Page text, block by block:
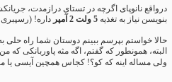
بنویسن نیاز به تغذیه 5 ولت 2 آمپر داره! (رسپبری پای 3 هم فکر کنم 5 ولت 2.5 آمپره مشخصه اش). همون چیزی که هیچکدوم از مبدلایی که عرض
حالا خواستم بپرسم ببینم دوستان شما راه حلی
البته، همونطور که گفتم، اگه مثه پاوربانکی
ولی مساله اینه که کو؟! کجاس همچین آیسی یا